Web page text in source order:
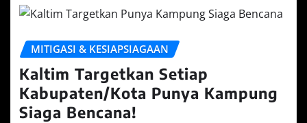
MITIGASI & KESIAPSIAGAAN
Kaltim Targetkan Setiap
Kabupaten/Kota Punya Kampung
Siaga Bencana!